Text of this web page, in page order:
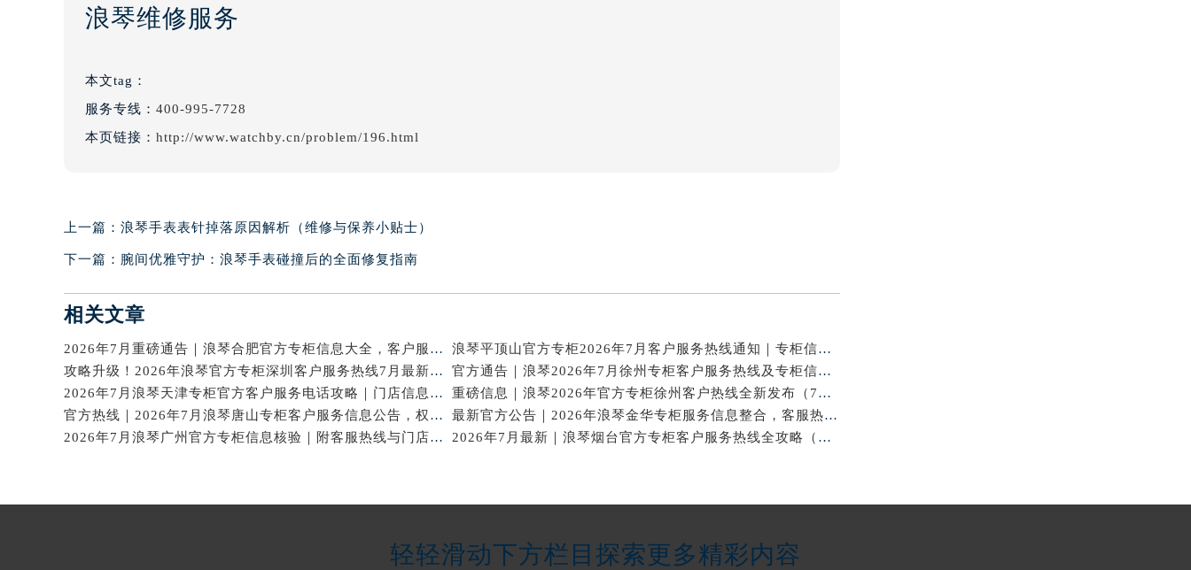
浪琴维修服务
本文tag：
服务专线： 400-995-7728
本页链接： http://www.watchby.cn/problem/196.html
上一篇： 浪琴手表表针掉落原因解析（维修与保养小贴士）
下一篇： 腕间优雅守护：浪琴手表碰撞后的全面修复指南
相关文章
2026年7月重磅通告｜浪琴合肥官方专柜信息大全，客户服务热线同步更新
浪琴平顶山官方专柜2026年7月客户服务热线通知｜专柜信息全核验
攻略升级！2026年浪琴官方专柜深圳客户服务热线7月最新公告
官方通告｜浪琴2026年7月徐州专柜客户服务热线及专柜信息核验
2026年7月浪琴天津专柜官方客户服务电话攻略｜门店信息一网打尽
重磅信息｜浪琴2026年官方专柜徐州客户热线全新发布（7月专柜指南）
官方热线｜2026年7月浪琴唐山专柜客户服务信息公告，权威发布
最新官方公告｜2026年浪琴金华专柜服务信息整合，客服热线7月已更新
2026年7月浪琴广州官方专柜信息核验｜附客服热线与门店汇总
2026年7月最新｜浪琴烟台官方专柜客户服务热线全攻略（门店信息附）
轻轻滑动下方栏目探索更多精彩内容